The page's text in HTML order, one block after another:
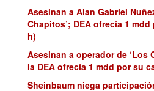
Asesinan a Alan Gabriel
Chapitos’; DEA ofrecía 1 mdd
h)
Asesinan a operador de ‘Los
la DEA ofrecía 1 mdd por su
Sheinbaum niega